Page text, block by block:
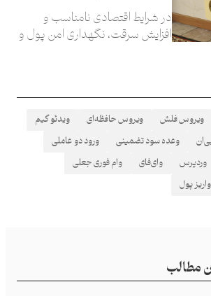
ویروس فلش ویروس حافظه‌ای
ویدئو گیم
وعده سود تضمینی
ورود دو عاملی
وردپرس وای‌فای
وام فوری جعلی
واریز پول
مطالب
در شرایط اقتصادی نامناسب و
افزایش سرقت، نگهداری امن پول و